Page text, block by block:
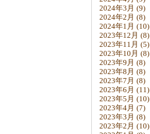
2024年3月 (9)
2024年2月 (8)
2024年1月 (10)
2023年12月 (8)
2023年11月 (5)
2023年10月 (8)
2023年9月 (8)
2023年8月 (8)
2023年7月 (8)
2023年6月 (11)
2023年5月 (10)
2023年4月 (7)
2023年3月 (8)
2023年2月 (10)